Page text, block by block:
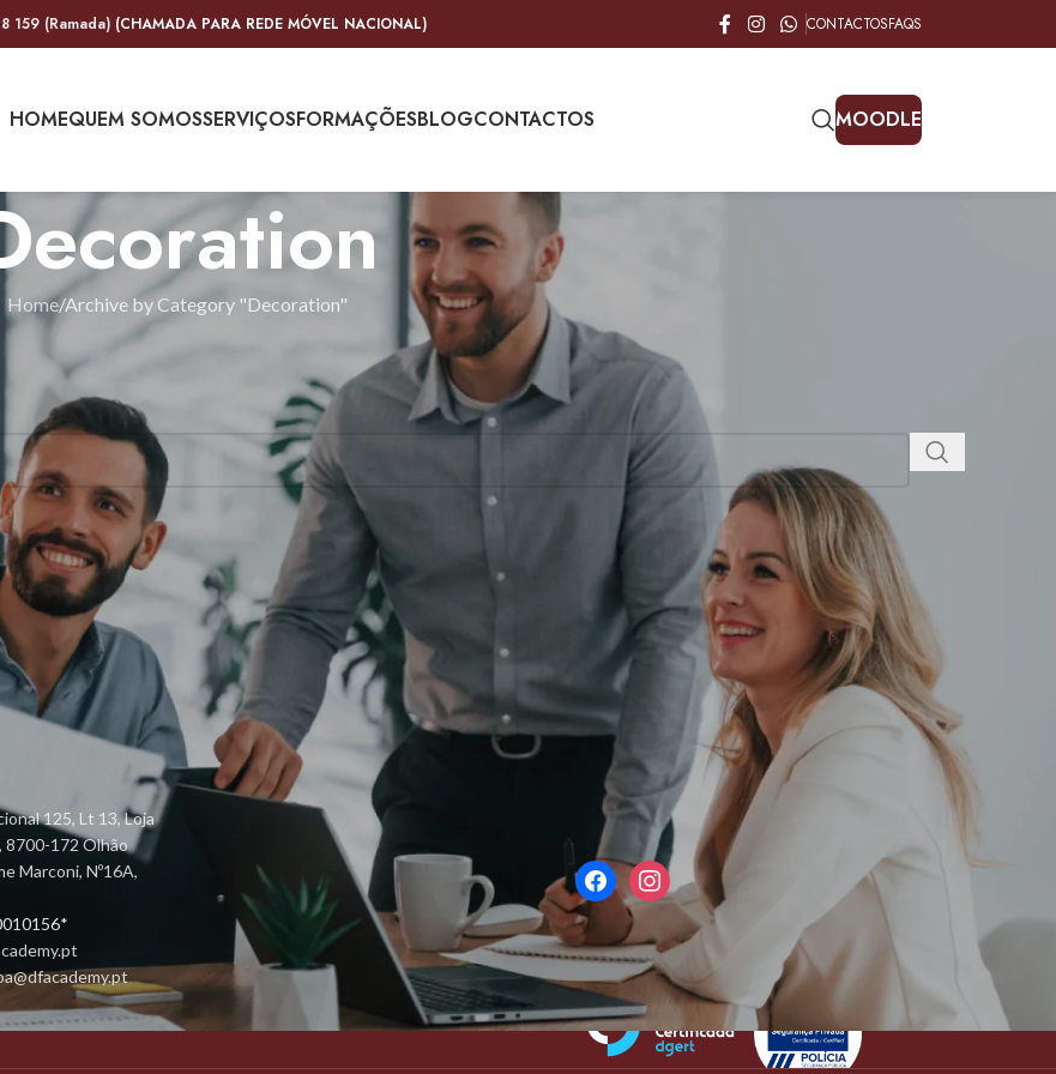
159 (Ramada) (CHAMADA PARA REDE MÓVEL NACIONAL) CONTACTOSFAQS
HOMEQUEM SOMOSSERVIÇOSFORMAÇÕESBLOGCONTACTOS MOODLE
Home Archive by Category "Decoration"
related post.
125, Lt 13, Loja
8700-172 Olhão
Marconi, Nº16A,
Regulamento Interno da formação
profissional
Política Privacidade
Contactos
Livro de Reclamações Online
REDES SOCIAIS